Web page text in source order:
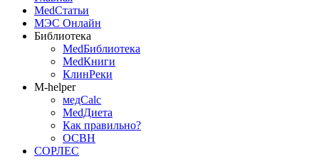
MedСтатьи
МЭС Онлайн
Библиотека
MedБиблиотека
MedКниги
КлинРеки
M-helper
медCalc
MedДиета
Как правильно?
ОСВН
СОРЛЕС